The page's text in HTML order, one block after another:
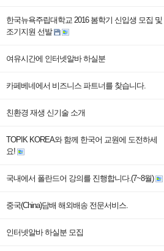
한국뉴욕주립대학교 2016 봄학기 신입생 모집 및
조기지원 선발
여유시간에 인터넷알바 하실분
카페베네에서 비즈니스 파트너를 찾습니다.
친환경 재생 신기술 소개
TOPIK KOREA와 함께 한국어 교원에 도전하세
요!
국내에서 폴란드어 강의를 진행합니다.(7~8월)
중국(China)담배 해외배송 전문서비스.
인터넷알바 하실분 모집